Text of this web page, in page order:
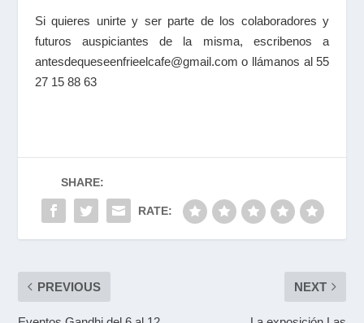
Si quieres unirte y ser parte de los colaboradores y
futuros auspiciantes de la misma, escribenos a
antesdequeseenfrieelcafe@gmail.com o llámanos al 55
27 15 88 63
SHARE:
RATE:
PREVIOUS NEXT